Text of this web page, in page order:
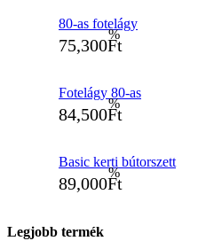
80-as fotelágy
75,300Ft
Fotelágy 80-as
84,500Ft
Basic kerti bútorszett
89,000Ft
Legjobb termék